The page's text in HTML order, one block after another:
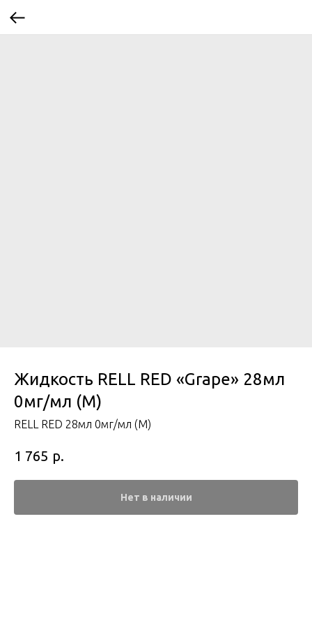
Жидкость RELL RED «Grape» 28мл
0мг/мл (М)
RELL RED 28мл 0мг/мл (М)
1 765 р.
Нет в наличии